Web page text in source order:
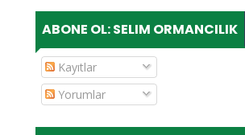
ABONE OL: SELIM ORMANCILIK
Kayıtlar
Yorumlar